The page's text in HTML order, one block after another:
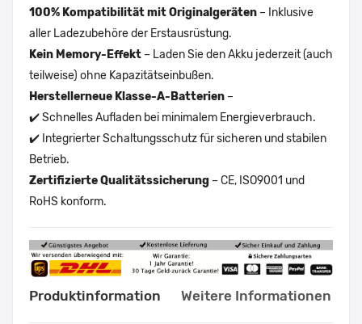
100% Kompatibilität mit Originalgeräten – Inklusive
aller Ladezubehöre der Erstausrüstung.
Kein Memory-Effekt – Laden Sie den Akku jederzeit (auch
teilweise) ohne Kapazitätseinbußen.
Herstellerneue Klasse-A-Batterien –
✔️ Schnelles Aufladen bei minimalem Energieverbrauch.
✔️ Integrierter Schaltungsschutz für sicheren und stabilen
Betrieb.
Zertifizierte Qualitätssicherung – CE, ISO9001 und
RoHS konform.
Produktinformation Weitere Informationen